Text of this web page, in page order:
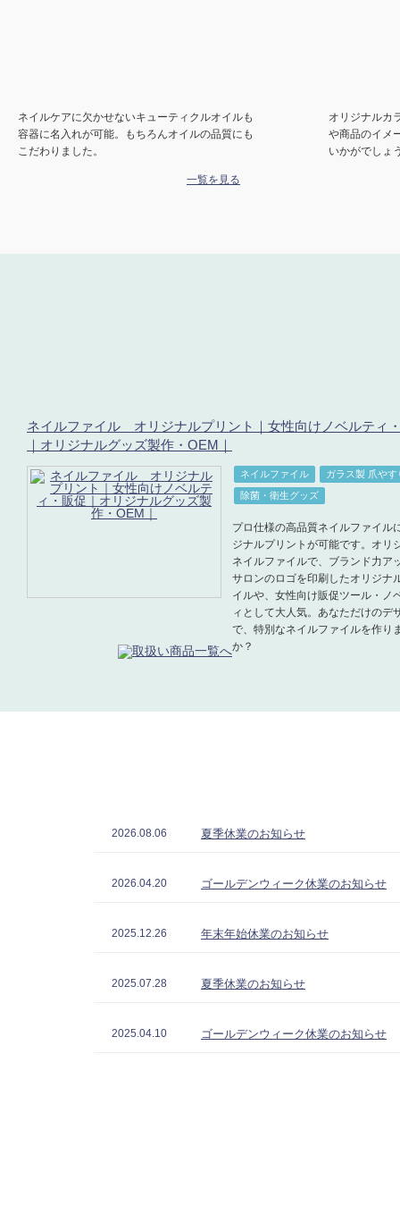
ネイルケアに欠かせないキューティクルオイルも
容器に名入れが可能。もちろんオイルの品質にも
こだわりました。
一覧を見る
オリジナルカ
や商品のイメ
いかがでしょ
ネイルファイル オリジナルプリント｜女性向けノベルティ
｜オリジナルグッズ製作・OEM｜
ネイルファイル
ガラス製 爪やす
除菌・衛生グッズ
プロ仕様の高品質ネイルファイル
ジナルプリントが可能です。オリ
ネイルファイルで、ブランド力ア
サロンのロゴを印刷したオリジナ
イルや、女性向け販促ツール・ノ
ィとして大人気。あなただけのデ
で、特別なネイルファイルを作り
か？
2026.08.06 夏季休業のお知らせ
2026.04.20 ゴールデンウィーク休業のお知らせ
2025.12.26 年末年始休業のお知らせ
2025.07.28 夏季休業のお知らせ
2025.04.10 ゴールデンウィーク休業のお知らせ